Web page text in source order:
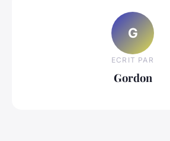
G
ECRIT PAR
Gordon